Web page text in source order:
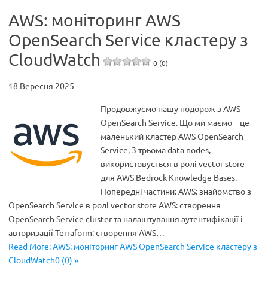
AWS: моніторинг AWS
OpenSearch Service кластеру з
CloudWatch
0 (0)
18 Вересня 2025
Продовжуємо нашу подорож з AWS
OpenSearch Service. Що ми маємо – це
маленький кластер AWS OpenSearch
Service, 3 трьома data nodes,
використовується в ролі vector store
для AWS Bedrock Knowledge Bases.
Попередні частини: AWS: знайомство з
OpenSearch Service в ролі vector store AWS: створення
OpenSearch Service cluster та налаштування аутентифікації і
авторизації Terraform: створення AWS…
Read More: AWS: моніторинг AWS OpenSearch Service кластеру з
CloudWatch0 (0) »